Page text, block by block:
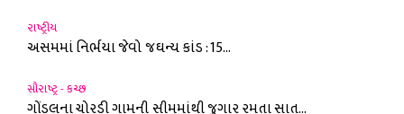
રાષ્ટ્રીય
અસમમાં નિર્ભયા જેવો જઘન્ય કાંડ : 15...
સૌરાષ્ટ્ર - કચ્છ
ગોંડલના ચોરડી ગામની સીમમાંથી જુગાર રમતા સાત...